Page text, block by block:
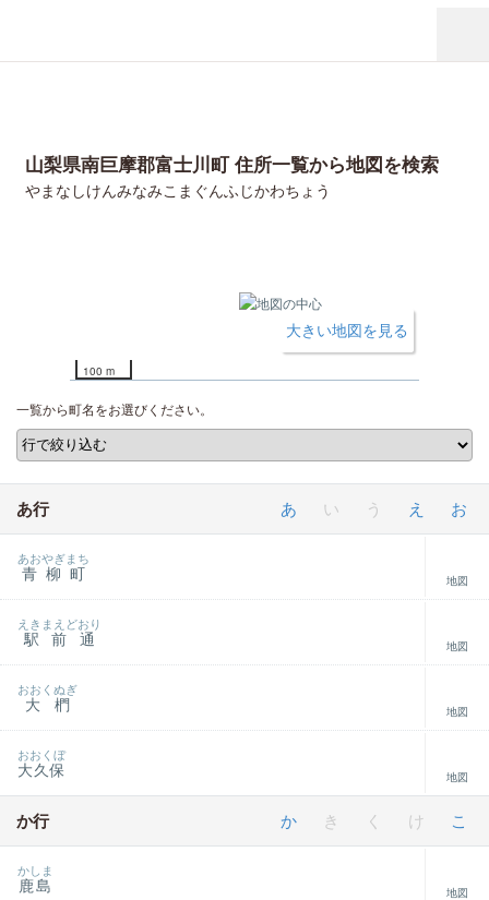
山梨県南巨摩郡富士川町 住所一覧から地図を検索
やまなしけんみなみこまぐんふじかわちょう
100 m
大きい地図を見る
一覧から町名をお選びください。
あ行 あ い う え お
青柳町
あおやぎまち
地図
駅前通
えきまえどおり
地図
大椚
おおくぬぎ
地図
大久保
おおくぼ
地図
か行 か き く け こ
鹿島
かしま
地図